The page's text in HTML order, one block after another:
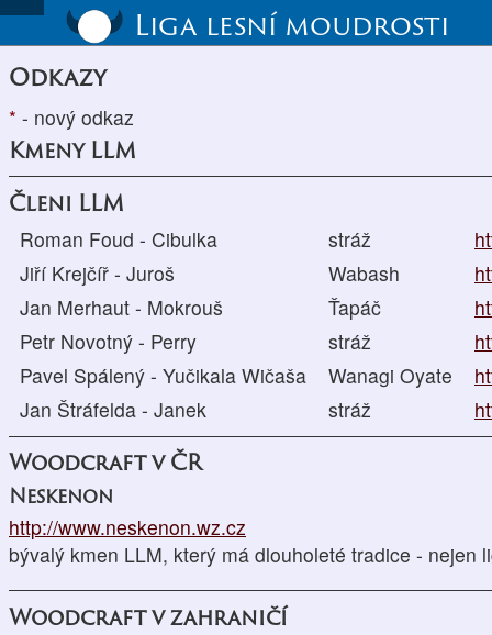
Liga lesní moudrosti
Odkazy
* - nový odkaz
Kmeny LLM
Členi LLM
Roman Foud - Cibulka stráž
Jiří Krejčíř - Juroš
Wabash
Jan Merhaut - Mokrouš
Ťapáč
Petr Novotný - Perry
stráž
Pavel Spálený - Yučikala Wičaša
Wanagi Oyate
Jan Štráfelda - Janek
stráž
Woodcraft v ČR
Neskenon
http://www.neskenon.wz.cz
bývalý kmen LLM, který má dlouholeté tradice - nejen
Woodcraft v zahraničí